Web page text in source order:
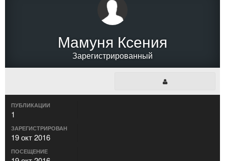
Мамуня Ксения
Зарегистрированный
ПУБЛИКАЦИИ
1
ЗАРЕГИСТРИРОВАН
19 окт 2016
ПОСЕЩЕНИЕ